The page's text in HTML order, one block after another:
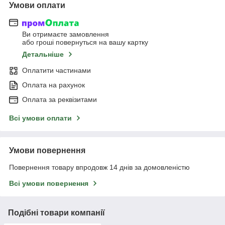
Умови оплати
Ви отримаєте замовлення
або гроші повернуться на вашу картку
Детальніше
Оплатити частинами
Оплата на рахунок
Оплата за реквізитами
Всі умови оплати
Умови повернення
Повернення товару впродовж 14 днів за домовленістю
Всі умови повернення
Подібні товари компанії